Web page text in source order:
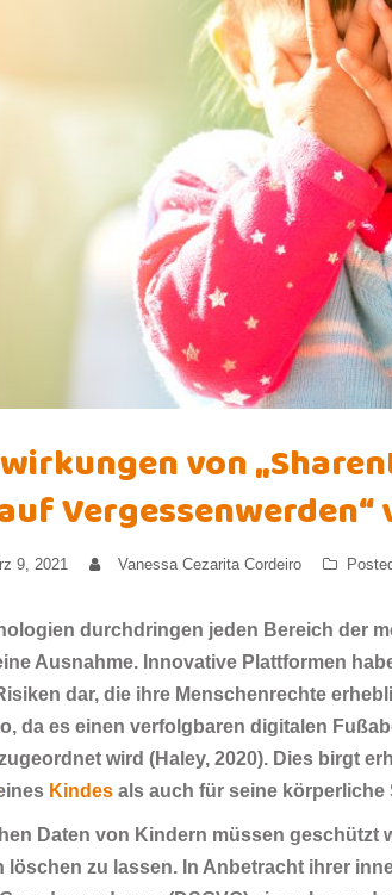
von
9, 2021 Vanessa Cezarita Cordeiro
durchdringen jeden Bereich der
Ausnahme. Innovative Plattformen
dar, die ihre Menschenrechte
da es einen verfolgbaren digitalen
wird (Haley, 2020). Dies birgt
Kindes als auch für seine körperliche
Daten von Kindern müssen geschützt
löschen zu lassen. In Anbetracht ihrer